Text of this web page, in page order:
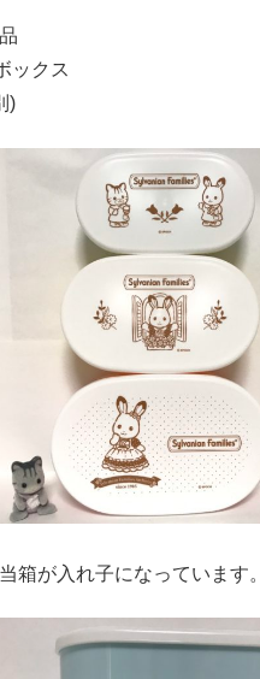
ックス
)
箱が入れ子になっています。